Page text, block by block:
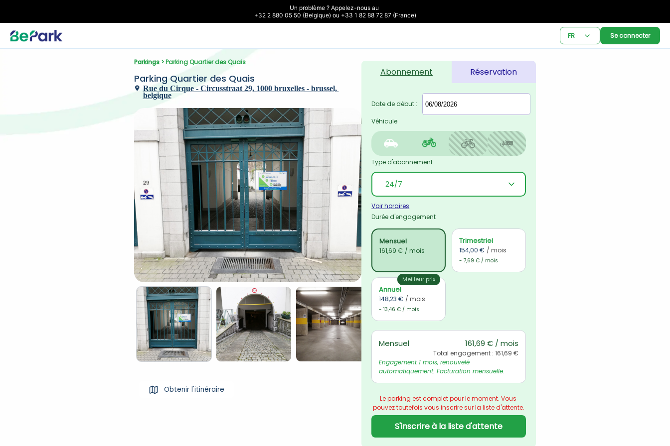
Un problème ? Appelez-nous au
+32 2 880 05 50 (Belgique) ou +33 1 82 88 72 87 (France)
FR Se connecter
Parkings > Parking Quartier des Quais
Parking Quartier des Quais
Rue du Cirque - Circusstraat 29, 1000 bruxelles - brussel,
belgique
Obtenir l'itinéraire
Abonnement Réservation
Date de début :
Véhicule
Type d'abonnement
Voir horaires
Durée d'engagement
Mensuel
161,69 € / mois
Trimestriel
154,00 € / mois
- 7,69 € / mois
Meilleur prix
Annuel
148,23 € / mois
- 13,46 € / mois
Mensuel 161,69 € / mois
Total engagement : 161,69 €
Engagement 1 mois, renouvelé
automatiquement. Facturation mensuelle.
Le parking est complet pour le moment. Vous
pouvez toutefois vous inscrire sur la liste d'attente.
S'inscrire à la liste d'attente